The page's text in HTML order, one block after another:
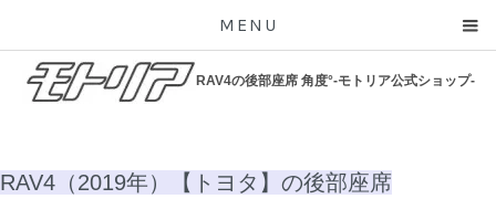
MENU
RAV4の後部座席 角度°-モトリア公式ショップ-
RAV4（2019年）【トヨタ】の後部座席